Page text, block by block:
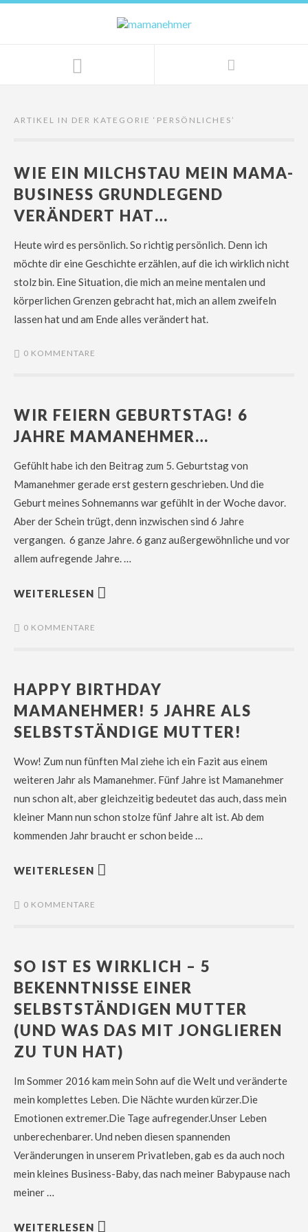
ARTIKEL IN DER KATEGORIE ‘ PERSÖNLICHES ’
WIE EIN MILCHSTAU MEIN MAMA-
BUSINESS GRUNDLEGEND
VERÄNDERT HAT…
Heute wird es persönlich. So richtig persönlich. Denn ich
möchte dir eine Geschichte erzählen, auf die ich wirklich nicht
stolz bin. Eine Situation, die mich an meine mentalen und
körperlichen Grenzen gebracht hat, mich an allem zweifeln
lassen hat und am Ende alles verändert hat.
0 KOMMENTARE
WIR FEIERN GEBURTSTAG! 6
JAHRE MAMANEHMER…
Gefühlt habe ich den Beitrag zum 5. Geburtstag von
Mamanehmer gerade erst gestern geschrieben. Und die
Geburt meines Sohnemanns war gefühlt in der Woche davor.
Aber der Schein trügt, denn inzwischen sind 6 Jahre
vergangen. 6 ganze Jahre. 6 ganz außergewöhnliche und vor
allem aufregende Jahre. …
WEITERLESEN
0 KOMMENTARE
HAPPY BIRTHDAY
MAMANEHMER! 5 JAHRE ALS
SELBSTSTÄNDIGE MUTTER!
Wow! Zum nun fünften Mal ziehe ich ein Fazit aus einem
weiteren Jahr als Mamanehmer. Fünf Jahre ist Mamanehmer
nun schon alt, aber gleichzeitig bedeutet das auch, dass mein
kleiner Mann nun schon stolze fünf Jahre alt ist. Ab dem
kommenden Jahr braucht er schon beide …
WEITERLESEN
0 KOMMENTARE
SO IST ES WIRKLICH – 5
BEKENNTNISSE EINER
SELBSTSTÄNDIGEN MUTTER
(UND WAS DAS MIT JONGLIEREN
ZU TUN HAT)
Im Sommer 2016 kam mein Sohn auf die Welt und veränderte
mein komplettes Leben. Die Nächte wurden kürzer.Die
Emotionen extremer.Die Tage aufregender.Unser Leben
unberechenbarer. Und neben diesen spannenden
Veränderungen in unserem Privatleben, gab es da auch noch
mein kleines Business-Baby, das nach meiner Babypause nach
meiner …
WEITERLESEN